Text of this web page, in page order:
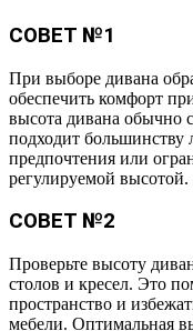
СОВЕТ №1
При выборе дивана
обеспечить комфорт
высота дивана обычно
подходит большинству
предпочтения или
регулируемой высотой.
СОВЕТ №2
Проверьте высоту
столов и кресел. Это
пространство и
мебели. Оптимальная